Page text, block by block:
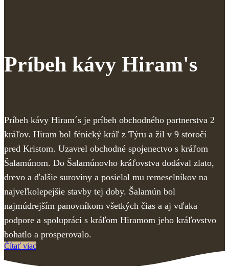
Príbeh kávy Hiram's
Príbeh kávy Hiram´s je príbeh obchodného partnerstva 2
kráľov. Hiram bol fénický kráľ z Týru a žil v 9 storočí
pred Kristom. Uzavrel obchodné spojenectvo s kráľom
Šalamúnom. Do Šalamúnovho kráľovstva dodával zlato,
drevo a ďalšie suroviny a posielal mu remeselníkov na
najveľkolepejšie stavby tej doby. Šalamún bol
najmúdrejším panovníkom všetkých čias a aj vďaka
podpore a spolupráci s kráľom Hiramom jeho kráľovstvo
bohatlo a prosperovalo.
Čítať viac